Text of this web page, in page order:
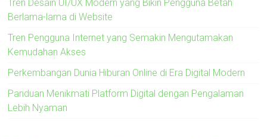
Tren Desain UI/UX Modern yang Bikin Pengguna Betah
Berlama-lama di Website
Tren Pengguna Internet yang Semakin Mengutamakan
Kemudahan Akses
Perkembangan Dunia Hiburan Online di Era Digital Modern
Panduan Menikmati Platform Digital dengan Pengalaman
Lebih Nyaman